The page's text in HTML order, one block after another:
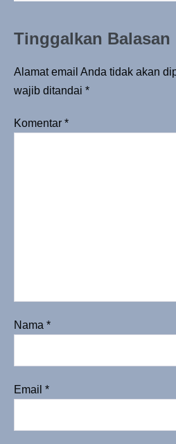
Tinggalkan Balasan
Alamat email Anda tidak akan
wajib ditandai *
Komentar *
Nama *
Email *